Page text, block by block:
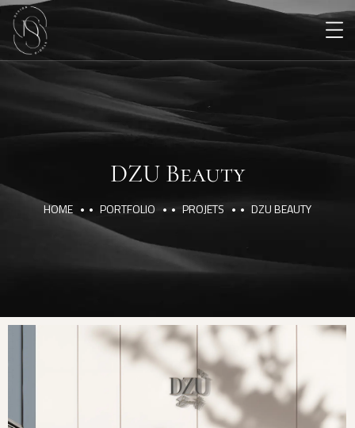
DZU Beauty
HOME PORTFOLIO PROJETS DZU BEAUTY